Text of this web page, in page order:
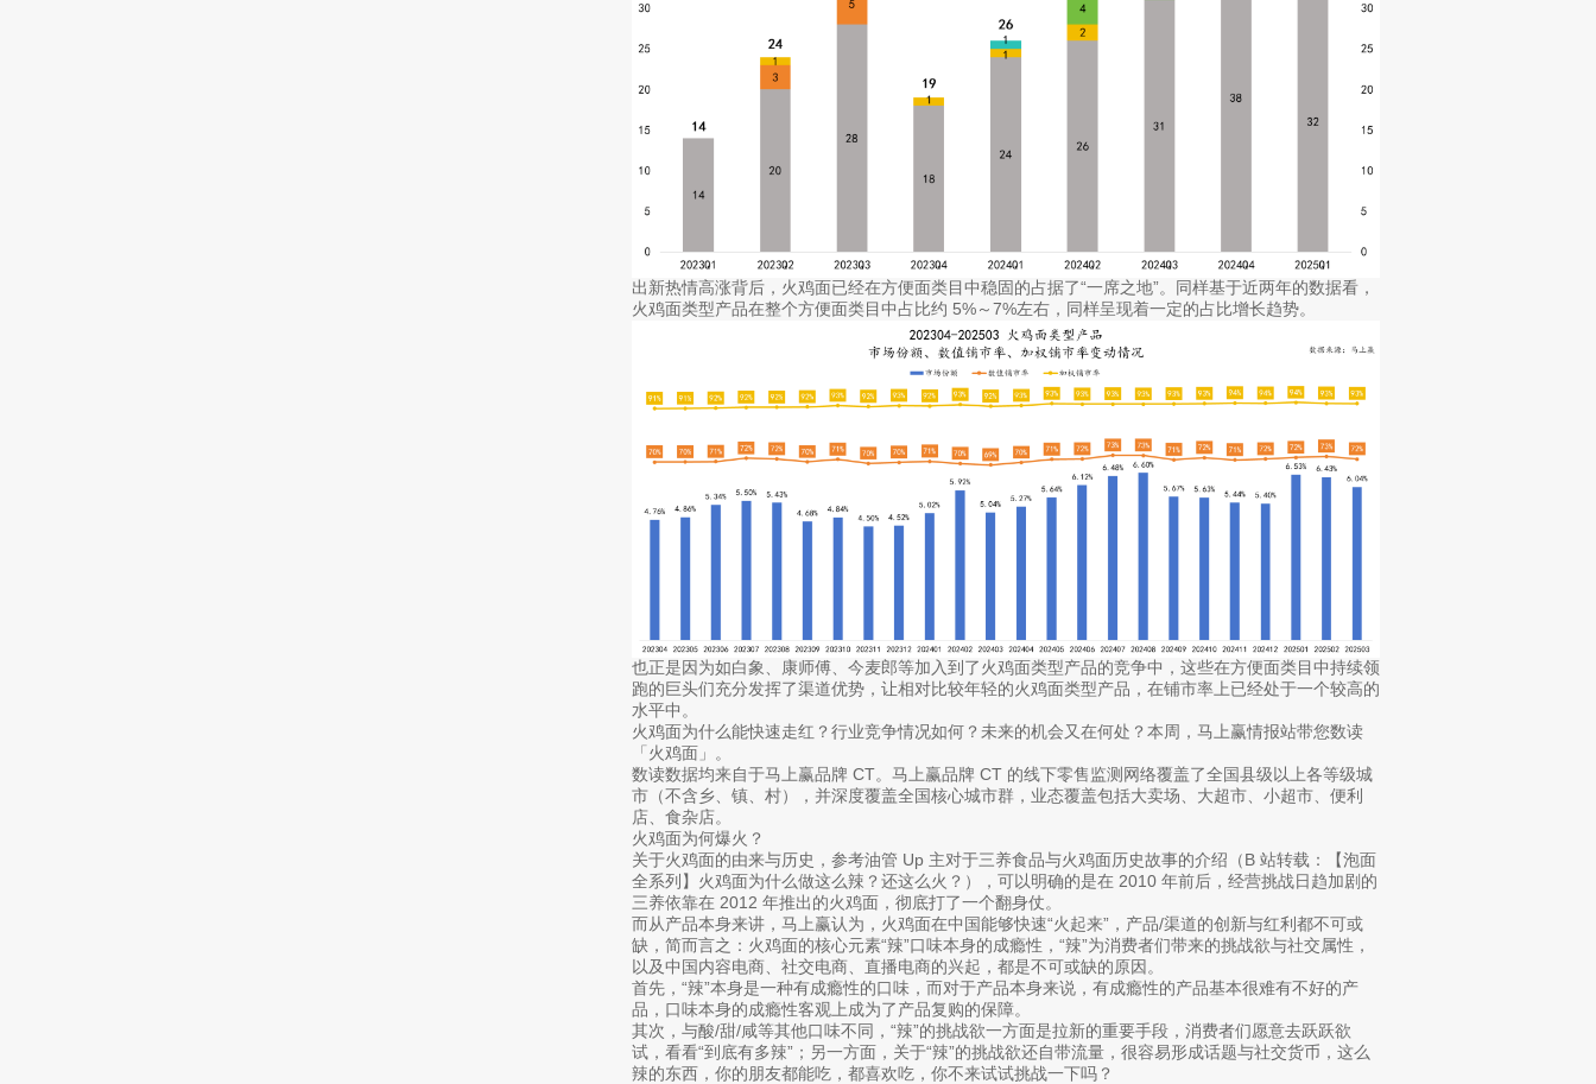
出新热情高涨背后，火鸡面已经在方便面类目中稳固的占据了“一席之地”。同样基于近两年的数据看，
火鸡面类型产品在整个方便面类目中占比约 5%～7%左右，同样呈现着一定的占比增长趋势。
也正是因为如白象、康师傅、今麦郎等加入到了火鸡面类型产品的竞争中，这些在方便面类目中持续领
跑的巨头们充分发挥了渠道优势，让相对比较年轻的火鸡面类型产品，在铺市率上已经处于一个较高的
水平中。
火鸡面为什么能快速走红？行业竞争情况如何？未来的机会又在何处？本周，马上赢情报站带您数读
「火鸡面」。
数读数据均来自于马上赢品牌 CT。马上赢品牌 CT 的线下零售监测网络覆盖了全国县级以上各等级城
市（不含乡、镇、村），并深度覆盖全国核心城市群，业态覆盖包括大卖场、大超市、小超市、便利
店、食杂店。
火鸡面为何爆火？
关于火鸡面的由来与历史，参考油管 Up 主对于三养食品与火鸡面历史故事的介绍（B 站转载：【泡面
全系列】火鸡面为什么做这么辣？还这么火？），可以明确的是在 2010 年前后，经营挑战日趋加剧的
三养依靠在 2012 年推出的火鸡面，彻底打了一个翻身仗。
而从产品本身来讲，马上赢认为，火鸡面在中国能够快速“火起来”，产品/渠道的创新与红利都不可或
缺，简而言之：火鸡面的核心元素“辣”口味本身的成瘾性，“辣”为消费者们带来的挑战欲与社交属性，
以及中国内容电商、社交电商、直播电商的兴起，都是不可或缺的原因。
首先，“辣”本身是一种有成瘾性的口味，而对于产品本身来说，有成瘾性的产品基本很难有不好的产
品，口味本身的成瘾性客观上成为了产品复购的保障。
其次，与酸/甜/咸等其他口味不同，“辣”的挑战欲一方面是拉新的重要手段，消费者们愿意去跃跃欲
试，看看“到底有多辣”；另一方面，关于“辣”的挑战欲还自带流量，很容易形成话题与社交货币，这么
辣的东西，你的朋友都能吃，都喜欢吃，你不来试试挑战一下吗？